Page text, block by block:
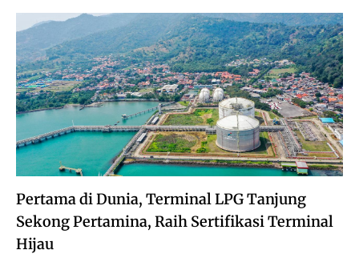
Pertama di Dunia, Terminal LPG Tanjung
Sekong Pertamina, Raih Sertifikasi Terminal
Hijau